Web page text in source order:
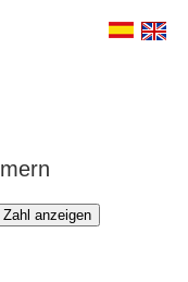
Zahl anzeigen